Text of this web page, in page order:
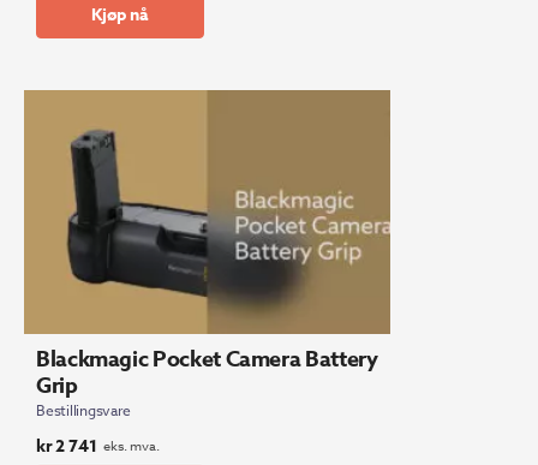
Kjøp nå
Blackmagic Pocket Camera Battery
Grip
Bestillingsvare
kr2 741 eks. mva.